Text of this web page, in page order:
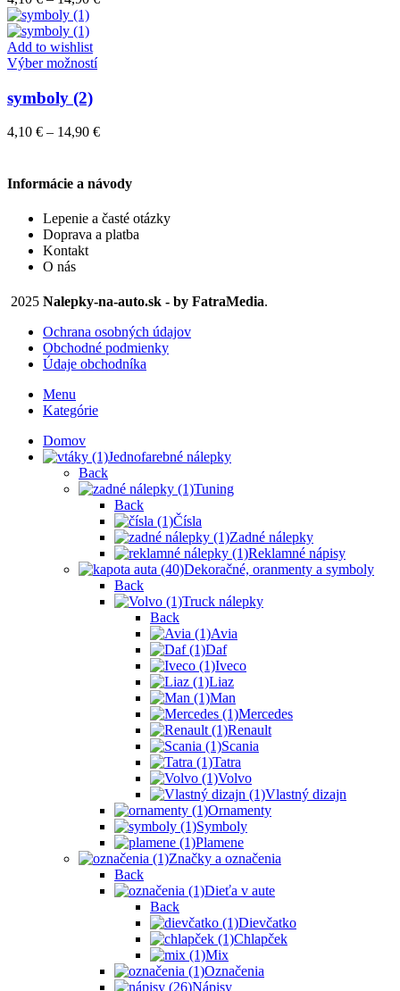
vybrať
na
Add to wishlist
Výber možnostíTento
variantov.
vybrať
stránke
produktu.
symboly (2)
4,10 € – 14,90 €Price
through
14,90 €
Informácie a návody
Lepenie a časté otázky
Doprava a platba
Kontakt
O nás
2025 Nalepky-na-auto.sk - by FatraMedia.
Ochrana osobných údajov
Obchodné podmienky
Údaje obchodníka
Menu
Kategórie
Domov
Jednofarebné nálepky
Back
Tuning
Back
Čísla
Zadné nálepky
Reklamné nápisy
Dekoračné, oranmenty a symboly
Back
Truck nálepky
Back
Avia
Daf
Iveco
Liaz
Man
Mercedes
Renault
Scania
Tatra
Volvo
Vlastný dizajn
Ornamenty
Symboly
Plamene
Značky a označenia
Back
Dieťa v aute
Back
Dievčatko
Chlapček
Mix
Označenia
Nápisy